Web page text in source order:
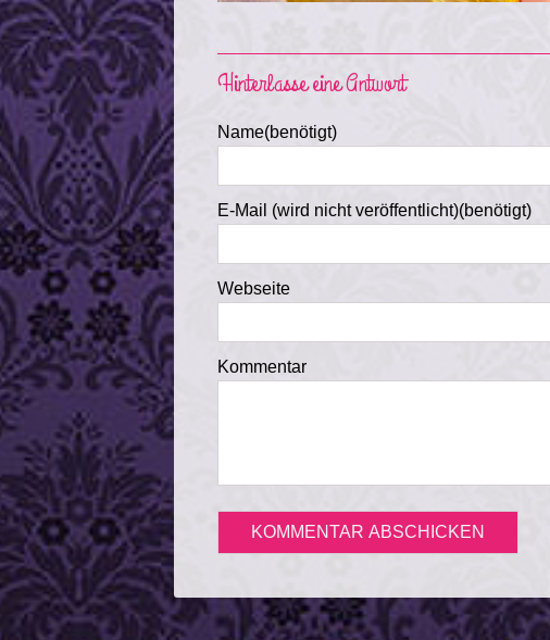
Hinterlasse eine Antwort
Name(benötigt)
E-Mail (wird nicht veröffentlicht)(benötigt)
Webseite
Kommentar